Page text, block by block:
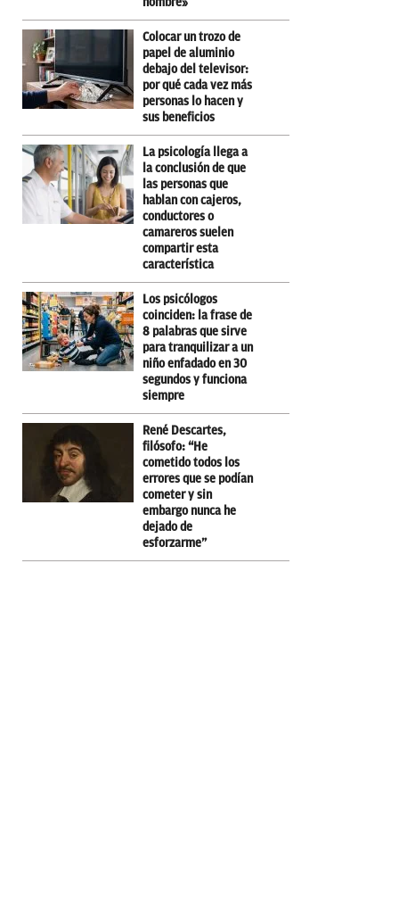
Colocar un trozo de
papel de aluminio
debajo del televisor:
por qué cada vez más
personas lo hacen y
sus beneficios
La psicología llega a
la conclusión de que
las personas que
hablan con cajeros,
conductores o
camareros suelen
compartir esta
característica
Los psicólogos
coinciden: la frase de
8 palabras que sirve
para tranquilizar a un
niño enfadado en 30
segundos y funciona
siempre
René Descartes,
filósofo: “He
cometido todos los
errores que se podían
cometer y sin
embargo nunca he
dejado de
esforzarme”